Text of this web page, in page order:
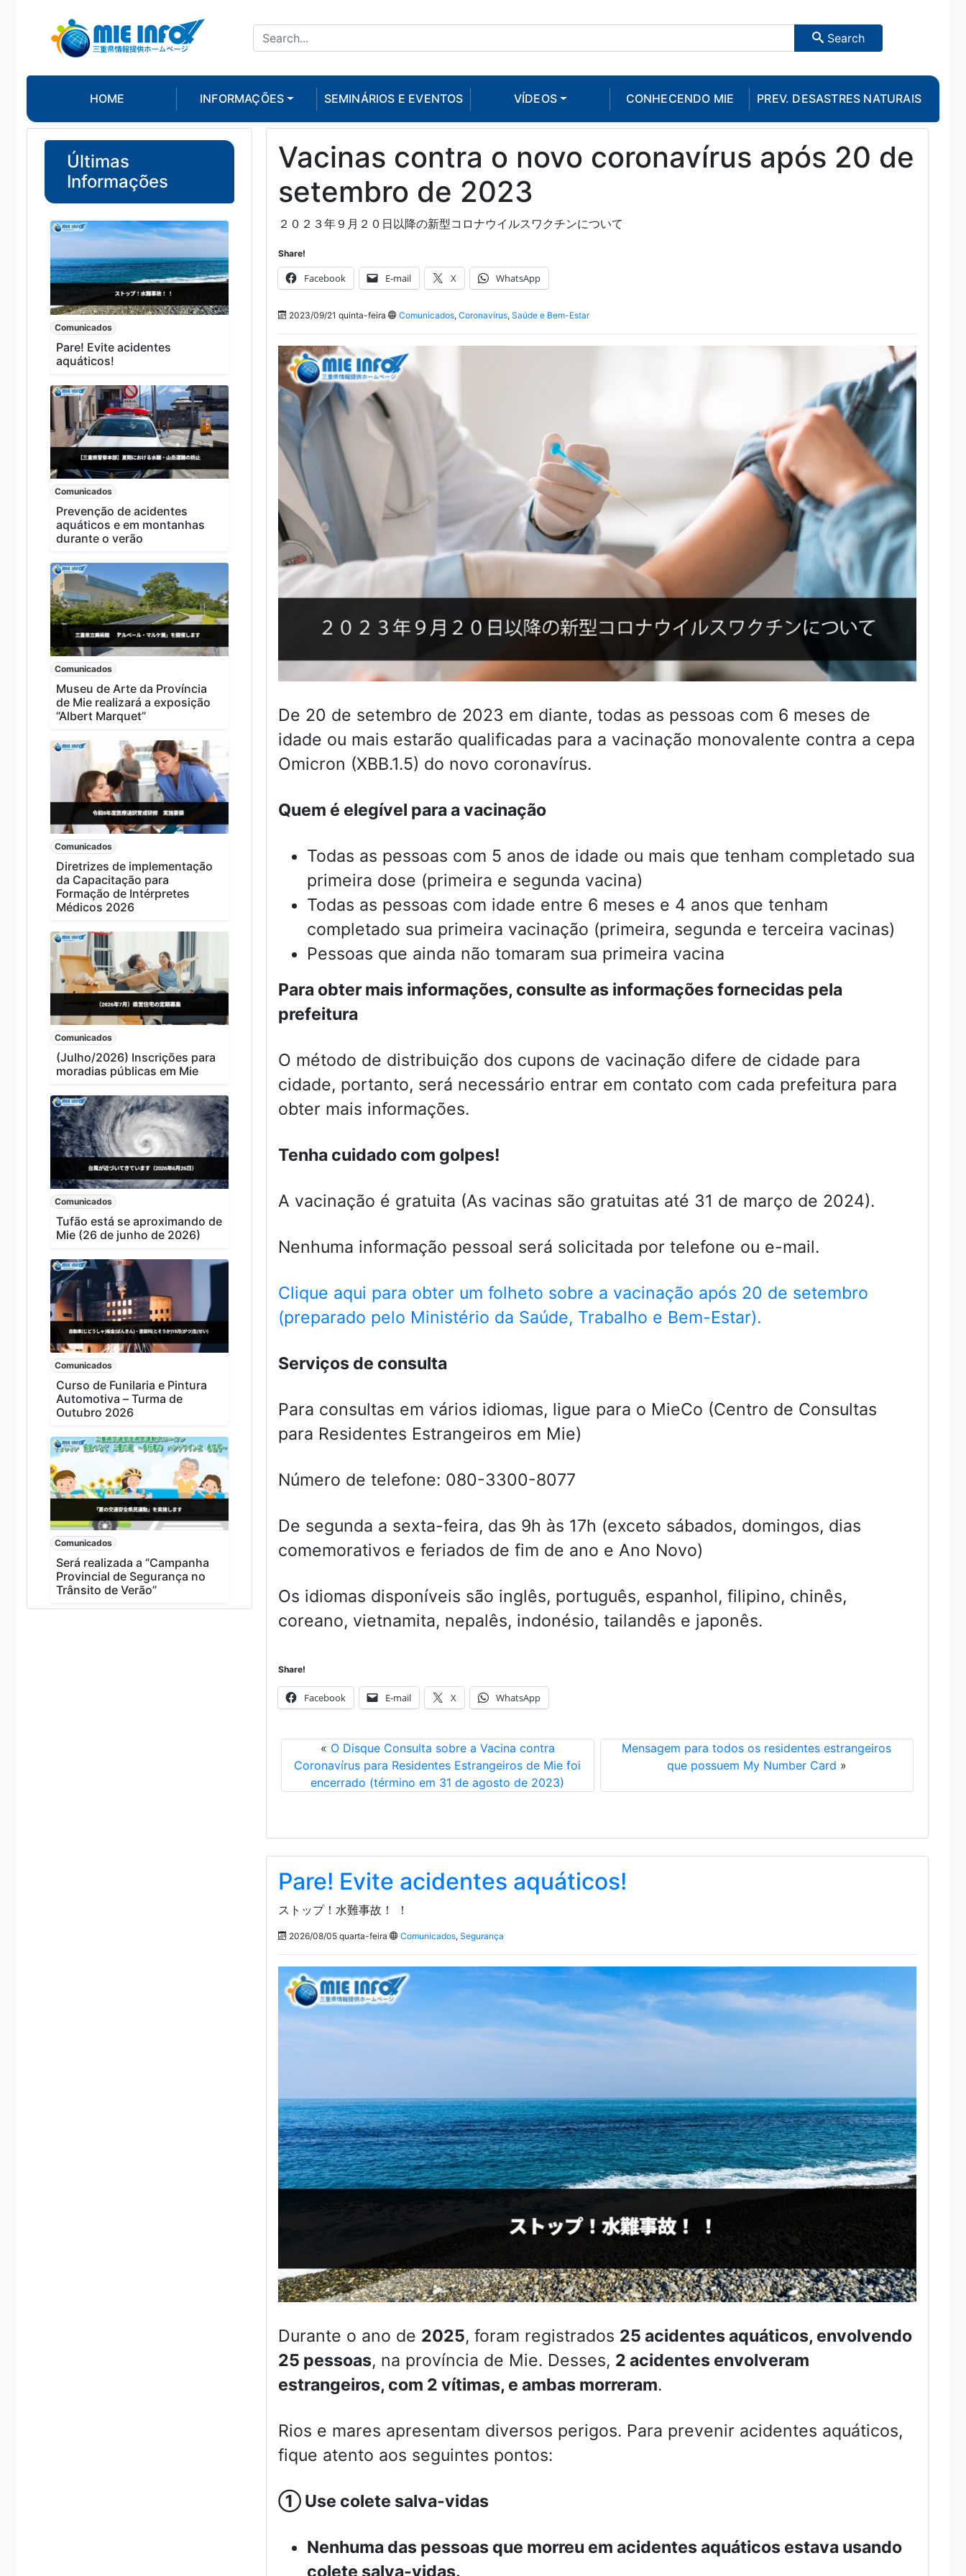
Search
HOME INFORMAÇÕES SEMINÁRIOS E EVENTOS VÍDEOS CONHECENDO MIE PREV. DESASTRES NATURAIS
Últimas
Informações
Comunicados
Pare! Evite acidentes
aquáticos!
Comunicados
Prevenção de acidentes
aquáticos e em montanhas
durante o verão
Comunicados
Museu de Arte da Província
de Mie realizará a exposição
“Albert Marquet”
Comunicados
Diretrizes de implementação
da Capacitação para
Formação de Intérpretes
Médicos 2026
Comunicados
(Julho/2026) Inscrições para
moradias públicas em Mie
Comunicados
Tufão está se aproximando de
Mie (26 de junho de 2026)
Comunicados
Curso de Funilaria e Pintura
Automotiva – Turma de
Outubro 2026
Comunicados
Será realizada a “Campanha
Provincial de Segurança no
Trânsito de Verão”
Vacinas contra o novo coronavírus após 20 de
setembro de 2023
２０２３年９月２０日以降の新型コロナウイルスワクチンについて
Share!
Facebook E-mail X WhatsApp
2023/09/21 quinta-feira Comunicados, Coronavírus, Saúde e Bem-Estar
De 20 de setembro de 2023 em diante, todas as pessoas com 6 meses de
idade ou mais estarão qualificadas para a vacinação monovalente contra a cepa
Omicron (XBB.1.5) do novo coronavírus.
Quem é elegível para a vacinação
Todas as pessoas com 5 anos de idade ou mais que tenham completado sua
primeira dose (primeira e segunda vacina)
Todas as pessoas com idade entre 6 meses e 4 anos que tenham
completado sua primeira vacinação (primeira, segunda e terceira vacinas)
Pessoas que ainda não tomaram sua primeira vacina
Para obter mais informações, consulte as informações fornecidas pela
prefeitura
O método de distribuição dos cupons de vacinação difere de cidade para
cidade, portanto, será necessário entrar em contato com cada prefeitura para
obter mais informações.
Tenha cuidado com golpes!
A vacinação é gratuita (As vacinas são gratuitas até 31 de março de 2024).
Nenhuma informação pessoal será solicitada por telefone ou e-mail.
Clique aqui para obter um folheto sobre a vacinação após 20 de setembro
(preparado pelo Ministério da Saúde, Trabalho e Bem-Estar).
Serviços de consulta
Para consultas em vários idiomas, ligue para o MieCo (Centro de Consultas
para Residentes Estrangeiros em Mie)
Número de telefone: 080-3300-8077
De segunda a sexta-feira, das 9h às 17h (exceto sábados, domingos, dias
comemorativos e feriados de fim de ano e Ano Novo)
Os idiomas disponíveis são inglês, português, espanhol, filipino, chinês,
coreano, vietnamita, nepalês, indonésio, tailandês e japonês.
Share!
Facebook E-mail X WhatsApp
« O Disque Consulta sobre a Vacina contra
Coronavírus para Residentes Estrangeiros de Mie foi
encerrado (término em 31 de agosto de 2023)
Mensagem para todos os residentes estrangeiros
que possuem My Number Card »
Pare! Evite acidentes aquáticos!
ストップ！水難事故！ ！
2026/08/05 quarta-feira Comunicados, Segurança
Durante o ano de 2025, foram registrados 25 acidentes aquáticos, envolvendo
25 pessoas, na província de Mie. Desses, 2 acidentes envolveram
estrangeiros, com 2 vítimas, e ambas morreram.
Rios e mares apresentam diversos perigos. Para prevenir acidentes aquáticos,
fique atento aos seguintes pontos:
①Use colete salva-vidas
Nenhuma das pessoas que morreu em acidentes aquáticos estava usando
colete salva-vidas.